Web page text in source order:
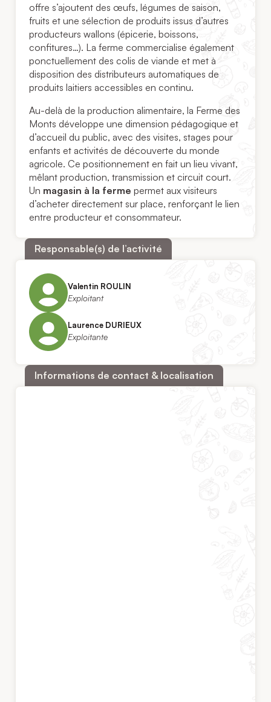
offre s’ajoutent des œufs, légumes de saison,
fruits et une sélection de produits issus d’autres
producteurs wallons (épicerie, boissons,
confitures…). La ferme commercialise également
ponctuellement des colis de viande et met à
disposition des distributeurs automatiques de
produits laitiers accessibles en continu.
Au-delà de la production alimentaire, la Ferme des
Monts développe une dimension pédagogique et
d’accueil du public, avec des visites, stages pour
enfants et activités de découverte du monde
agricole. Ce positionnement en fait un lieu vivant,
mêlant production, transmission et circuit court.
Un magasin à la ferme permet aux visiteurs
d’acheter directement sur place, renforçant le lien
entre producteur et consommateur.
Responsable(s) de l’activité
Valentin ROULIN
Exploitant
Laurence DURIEUX
Exploitante
Informations de contact & localisation